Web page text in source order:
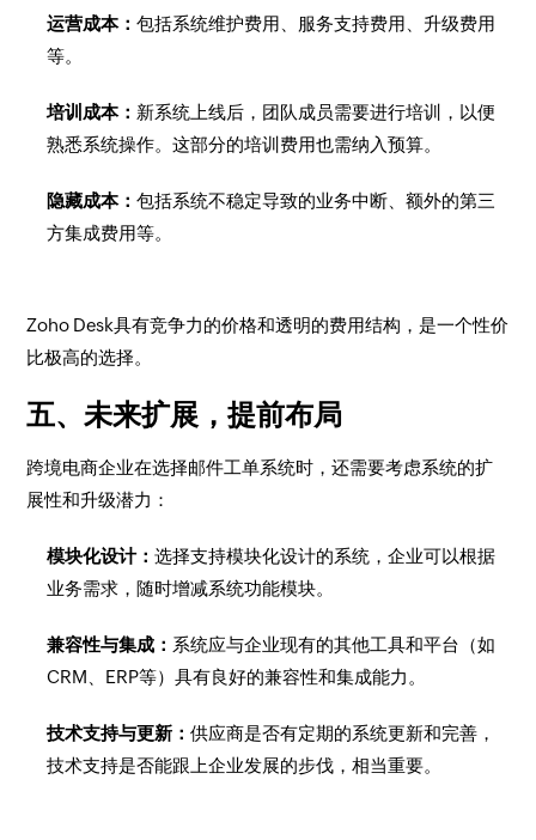
运营成本：包括系统维护费用、服务支持费用、升级费用
等。
培训成本： 新系统上线后，团队成员需要进行培训，以便
熟悉系统操作。这部分的培训费用也需纳入预算。
隐藏成本：包括系统不稳定导致的业务中断、额外的第三
方集成费用等。
Zoho Desk具有竞争力的价格和透明的费用结构，是一个性价
比极高的选择。
五、未来扩展，提前布局
跨境电商企业在选择邮件工单系统时，还需要考虑系统的扩
展性和升级潜力：
模块化设计：选择支持模块化设计的系统，企业可以根据
业务需求，随时增减系统功能模块。
兼容性与集成： 系统应与企业现有的其他工具和平台（如
CRM、ERP等）具有良好的兼容性和集成能力。
技术支持与更新：供应商是否有定期的系统更新和完善，
技术支持是否能跟上企业发展的步伐，相当重要。